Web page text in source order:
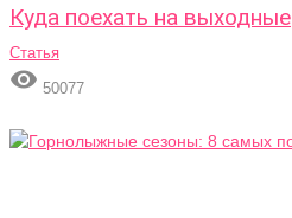
Куда поехать на выходные
Статья
 50077